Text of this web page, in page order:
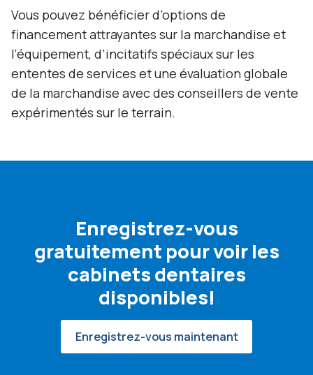
Vous pouvez bénéficier d’options de
financement attrayantes sur la marchandise et
l’équipement, d’incitatifs spéciaux sur les
ententes de services et une évaluation globale
de la marchandise avec des conseillers de vente
expérimentés sur le terrain.
Enregistrez-vous
gratuitement pour voir les
cabinets dentaires
disponibles!
Enregistrez-vous maintenant